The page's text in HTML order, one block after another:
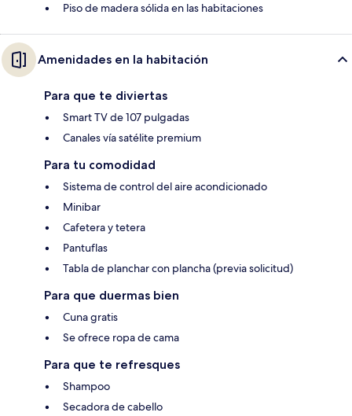
Piso de madera sólida en las habitaciones
Amenidades en la habitación
Para que te diviertas
Smart TV de 107 pulgadas
Canales vía satélite premium
Para tu comodidad
Sistema de control del aire acondicionado
Minibar
Cafetera y tetera
Pantuflas
Tabla de planchar con plancha (previa solicitud)
Para que duermas bien
Cuna gratis
Se ofrece ropa de cama
Para que te refresques
Shampoo
Secadora de cabello